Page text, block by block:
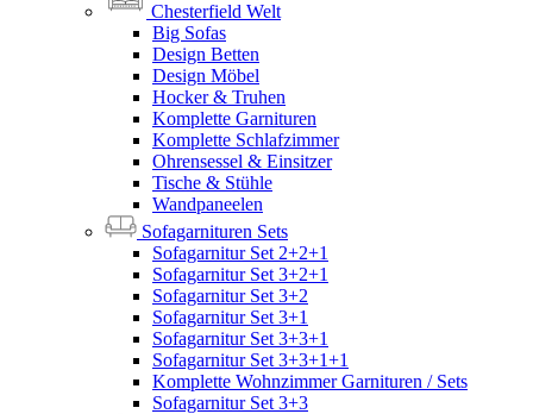
Chesterfield Welt
Big Sofas
Design Betten
Design Möbel
Hocker & Truhen
Komplette Garnituren
Komplette Schlafzimmer
Ohrensessel & Einsitzer
Tische & Stühle
Wandpaneelen
Sofagarnituren Sets
Sofagarnitur Set 2+2+1
Sofagarnitur Set 3+2+1
Sofagarnitur Set 3+2
Sofagarnitur Set 3+1
Sofagarnitur Set 3+3+1
Sofagarnitur Set 3+3+1+1
Komplette Wohnzimmer Garnituren / Sets
Sofagarnitur Set 3+3